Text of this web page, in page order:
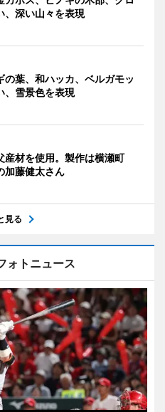
、深い山々を表現
の葉、和ハッカ、ベルガモッ
、雪景色を表現
産材を使用。製作は横瀬町
加藤健太さん
見る
ォトニュース